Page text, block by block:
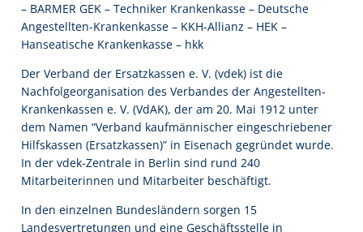
– BARMER GEK – Techniker Krankenkasse – Deutsche
Angestellten-Krankenkasse – KKH-Allianz – HEK –
Hanseatische Krankenkasse – hkk
Der Verband der Ersatzkassen e. V. (vdek) ist die
Nachfolgeorganisation des Verbandes der Angestellten-
Krankenkassen e. V. (VdAK), der am 20. Mai 1912 unter
dem Namen “Verband kaufmännischer eingeschriebener
Hilfskassen (Ersatzkassen)” in Eisenach gegründet wurde.
In der vdek-Zentrale in Berlin sind rund 240
Mitarbeiterinnen und Mitarbeiter beschäftigt.
In den einzelnen Bundesländern sorgen 15
Landesvertretungen und eine Geschäftsstelle in